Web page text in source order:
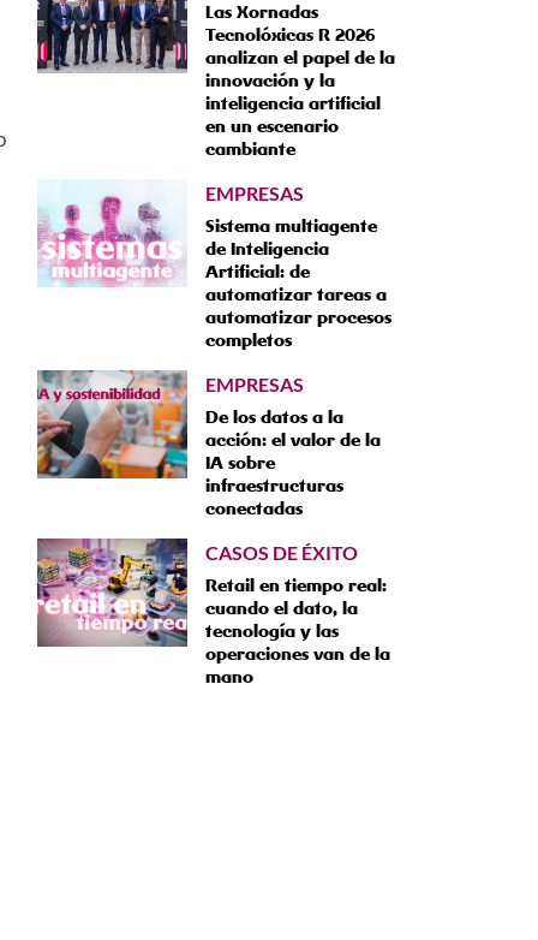
Las Xornadas
Tecnolóxicas R 2026
analizan el papel de la
innovación y la
inteligencia artificial
en un escenario
cambiante
EMPRESAS
Sistema multiagente
de Inteligencia
Artificial: de
automatizar tareas a
automatizar procesos
completos
EMPRESAS
De los datos a la
acción: el valor de la
IA sobre
infraestructuras
conectadas
CASOS DE ÉXITO
Retail en tiempo real:
cuando el dato, la
tecnología y las
operaciones van de la
mano